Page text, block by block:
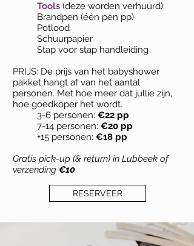
Tools (deze worden verhuurd):
Brandpen (één pen pp)
Potlood
Schuurpapier
Stap voor stap handleiding
PRIJS: De prijs van het babyshower
pakket hangt af van het aantal
personen. Met hoe meer dat jullie zijn,
hoe goedkoper het wordt.
3-6 personen: €22 pp
7-14 personen: €20 pp
+15 personen: €18 pp
Gratis pick-up (& return) in Lubbeek of
verzending €10
RESERVEER